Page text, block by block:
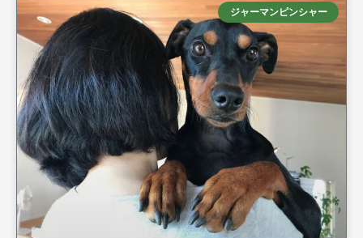
ジャーマンピンシャー